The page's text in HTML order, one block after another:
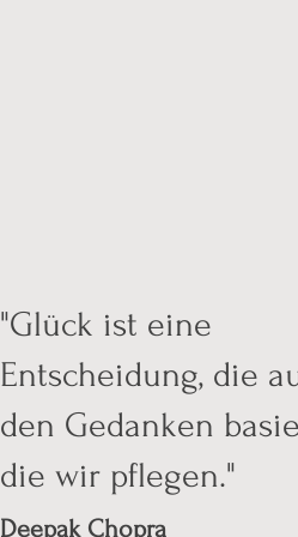
"Glück ist eine
Entscheidung, die
den Gedanken
die wir pflegen."
Deepak Chopra